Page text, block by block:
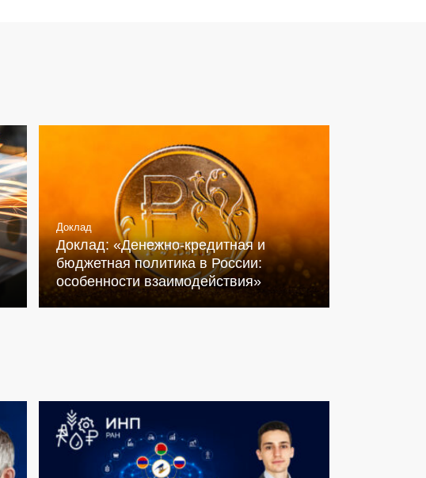
Доклад
Доклад: «Денежно-кредитная и
бюджетная политика в России:
особенности взаимодействия»